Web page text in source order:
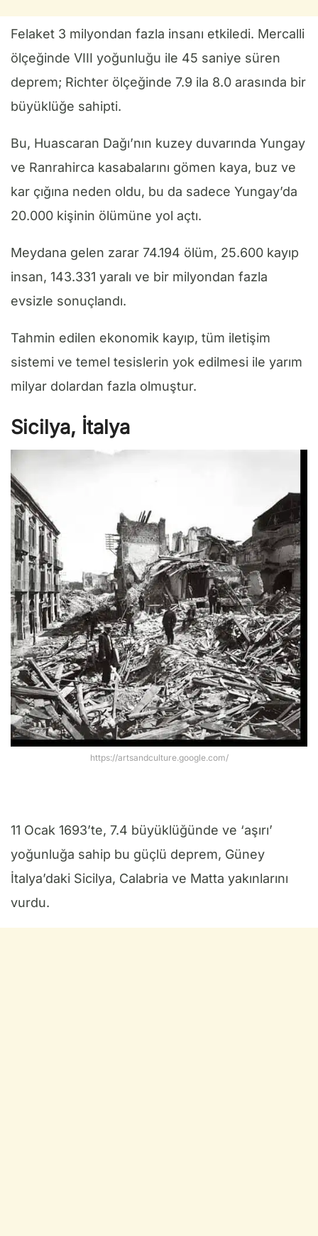
Felaket 3 milyondan fazla insanı etkiledi. Mercalli
ölçeğinde VIII yoğunluğu ile 45 saniye süren
deprem; Richter ölçeğinde 7.9 ila 8.0 arasında bir
büyüklüğe sahipti.
Bu, Huascaran Dağı’nın kuzey duvarında Yungay
ve Ranrahirca kasabalarını gömen kaya, buz ve
kar çığına neden oldu, bu da sadece Yungay’da
20.000 kişinin ölümüne yol açtı.
Meydana gelen zarar 74.194 ölüm, 25.600 kayıp
insan, 143.331 yaralı ve bir milyondan fazla
evsizle sonuçlandı.
Tahmin edilen ekonomik kayıp, tüm iletişim
sistemi ve temel tesislerin yok edilmesi ile yarım
milyar dolardan fazla olmuştur.
Sicilya, İtalya
https://artsandculture.google.com/
11 Ocak 1693’te, 7.4 büyüklüğünde ve ‘aşırı’
yoğunluğa sahip bu güçlü deprem, Güney
İtalya’daki Sicilya, Calabria ve Matta yakınlarını
vurdu.